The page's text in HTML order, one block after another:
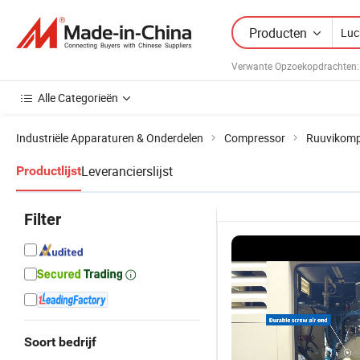
Producten
Verwante Opzoekopdrachten:
Alle Categorieën
Industriële Apparaturen & Onderdelen Compressor
ProductlijstLeverancierslijst
Filter
Soort bedrijf